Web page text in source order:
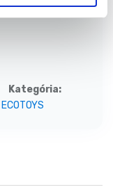
Kategória:
ECOTOYS